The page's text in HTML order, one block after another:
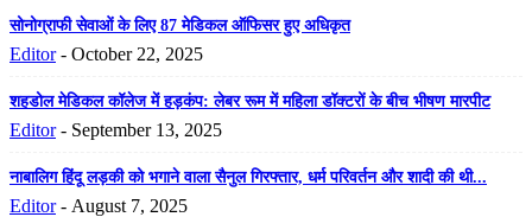
सोनोग्राफी सेवाओं के लिए 87 मेडिकल ऑफिसर हुए अधिकृत
Editor - October 22, 2025
शहडोल मेडिकल कॉलेज में हड़कंप: लेबर रूम में महिला डॉक्टरों के बीच भीषण मारपीट
Editor - September 13, 2025
नाबालिग हिंदू लड़की को भगाने वाला सैनुल गिरफ्तार, धर्म परिवर्तन और शादी की थी...
Editor - August 7, 2025